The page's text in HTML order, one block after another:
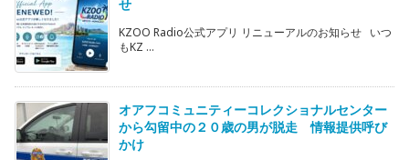
せ
KZOO Radio公式アプリ リニューアルのお知らせ いつ
もKZ ...
オアフコミュニティーコレクショナルセンター
から勾留中の２０歳の男が脱走 情報提供呼び
かけ